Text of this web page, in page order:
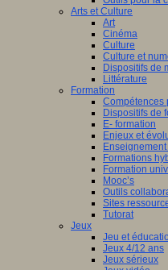
Arts et Culture
Art
Cinéma
Culture
Culture et
Dispositifs de
Littérature
Formation
Compétences
Dispositifs de
E- formation
Enjeux et
Formations
Formation
Mooc’s
Outils
Sites
Tutorat
Jeux
Jeu et
Jeux 4/12 ans
Jeux sérieux